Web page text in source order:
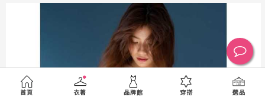
首頁 衣著 品牌館 穿搭 選品